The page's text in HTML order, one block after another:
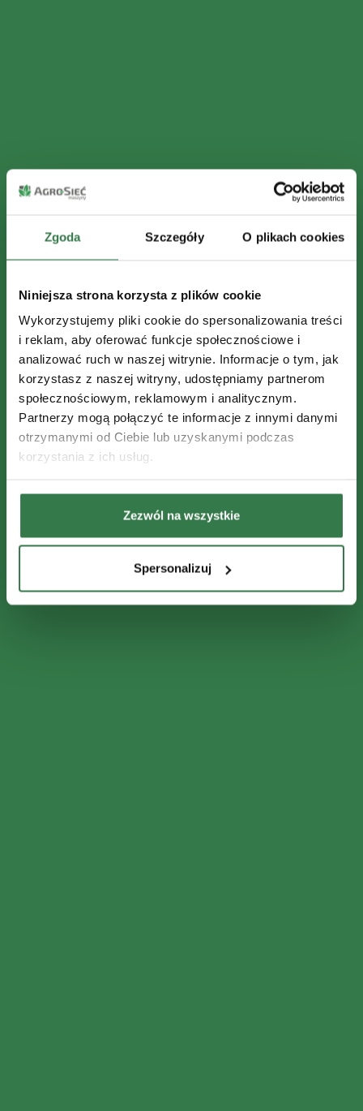
Zgoda Szczegóły O plikach cookies
Niniejsza strona korzysta z plików cookie
Wykorzystujemy pliki cookie do spersonalizowania treści
i reklam, aby oferować funkcje społecznościowe i
analizować ruch w naszej witrynie. Informacje o tym, jak
korzystasz z naszej witryny, udostępniamy partnerom
społecznościowym, reklamowym i analitycznym.
Partnerzy mogą połączyć te informacje z innymi danymi
otrzymanymi od Ciebie lub uzyskanymi podczas
korzystania z ich usług.
Zezwól na wszystkie
Spersonalizuj